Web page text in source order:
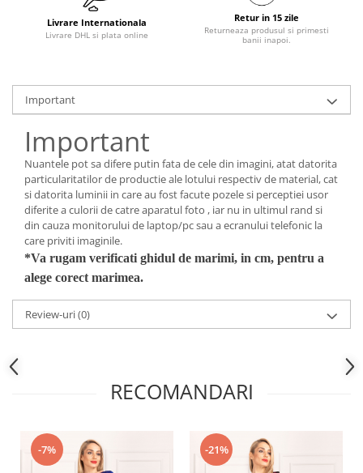
Livrare Internationala
Livrare DHL si plata online
Retur in 15 zile
Returneaza produsul si primesti
banii inapoi.
Important
Important
Nuantele pot sa difere putin fata de cele din imagini, atat datorita
particularitatilor de productie ale lotului respectiv de material, cat
si datorita luminii in care au fost facute pozele si perceptiei usor
diferite a culorii de catre aparatul foto , iar nu in ultimul rand si
din cauza monitorului de laptop/pc sau a ecranului telefonic la
care priviti imaginile.
*Va rugam verificati ghidul de marimi, in cm, pentru a
alege corect marimea.
Review-uri(0)
RECOMANDARI
-7% -21%